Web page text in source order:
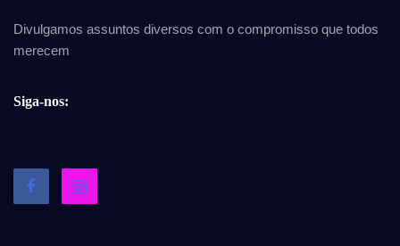
Divulgamos assuntos diversos com o compromisso que todos
merecem
Siga-nos: